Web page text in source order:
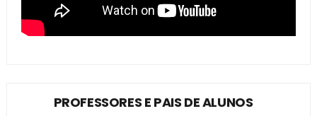
PROFESSORES E PAIS DE ALUNOS